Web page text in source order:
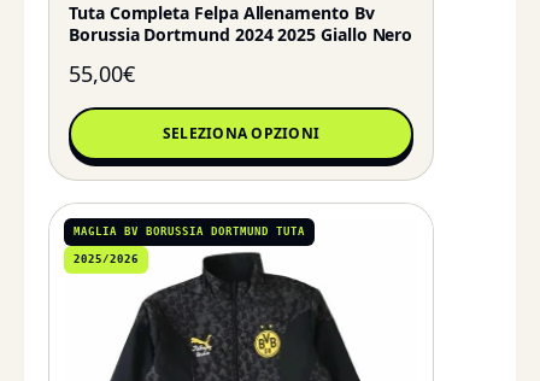
Tuta Completa Felpa Allenamento Bv
Borussia Dortmund 2024 2025 Giallo Nero
55,00€
SELEZIONA OPZIONI
MAGLIA BV BORUSSIA DORTMUND TUTA
2025/2026